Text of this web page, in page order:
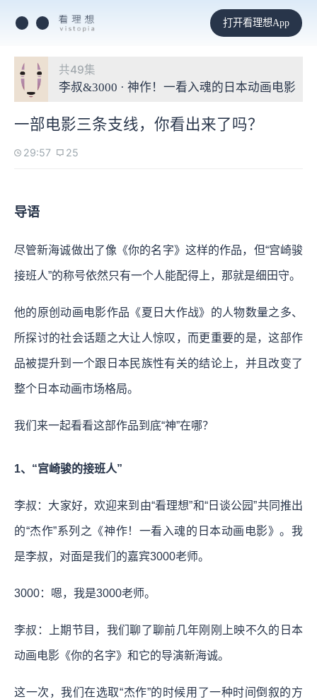
打开看理想App
共49集
李叔&3000 · 神作！一看入魂的日本动画电影
一部电影三条支线，你看出来了吗？
29:57 25
导语
尽管新海诚做出了像《你的名字》这样的作品，但“宫崎骏
接班人”的称号依然只有一个人能配得上，那就是细田守。
他的原创动画电影作品《夏日大作战》的人物数量之多、
所探讨的社会话题之大让人惊叹，而更重要的是，这部作
品被提升到一个跟日本民族性有关的结论上，并且改变了
整个日本动画市场格局。
我们来一起看看这部作品到底“神”在哪？
1、“宫崎骏的接班人”
李叔：大家好，欢迎来到由“看理想”和“日谈公园”共同推出
的“杰作”系列之《神作！一看入魂的日本动画电影》。我
是李叔，对面是我们的嘉宾3000老师。
3000：嗯，我是3000老师。
李叔：上期节目，我们聊了聊前几年刚刚上映不久的日本
动画电影《你的名字》和它的导演新海诚。
这一次，我们在选取“杰作”的时候用了一种时间倒叙的方